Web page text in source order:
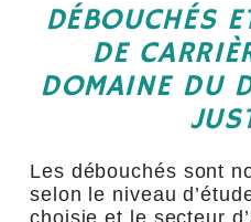
DÉBOUCHÉS
DE
DOMAINE DU
Les débouchés sont
selon le niveau
choisie et le secteur